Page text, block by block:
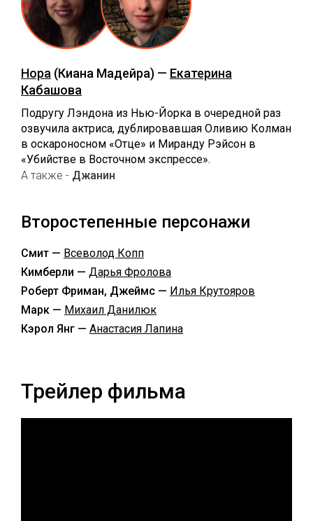
Нора (Киана Мадейра) — Екатерина
Кабашова
Подругу Лэндона из Нью-Йорка в очередной раз
озвучила актриса, дублировавшая Оливию Колман
в оскароносном «Отце» и Миранду Рэйсон в
«Убийстве в Восточном экспрессе».
А также - Джанин
Второстепенные персонажи
Смит — Всеволод Копп
Кимберли — Дарья Фролова
Роберт Фриман, Джеймс — Илья Крутояров
Марк — Михаил Данилюк
Кэрол Янг — Анастасия Лапина
Трейлер фильма